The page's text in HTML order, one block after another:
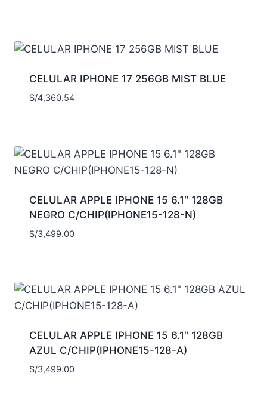
CELULAR IPHONE 17 256GB MIST BLUE
S/4,360.54
CELULAR APPLE IPHONE 15 6.1″ 128GB
NEGRO C/CHIP(IPHONE15-128-N)
S/3,499.00
CELULAR APPLE IPHONE 15 6.1″ 128GB
AZUL C/CHIP(IPHONE15-128-A)
S/3,499.00